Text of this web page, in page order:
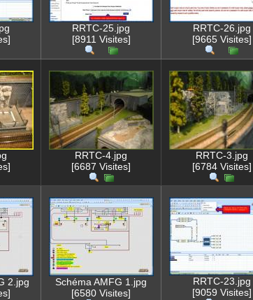
RRTC-25.jpg
[8911 Visites]
RRTC-26.jpg
[9665 Visites]
RRTC-4.jpg
[6687 Visites]
RRTC-3.jpg
[6784 Visites]
2.jpg
Schéma AMFG 1.jpg
[6580 Visites]
RRTC-23.jpg
[9059 Visites]